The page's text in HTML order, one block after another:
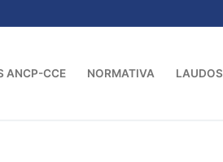
ANCP-CCE NORMATIVA LAUDOS